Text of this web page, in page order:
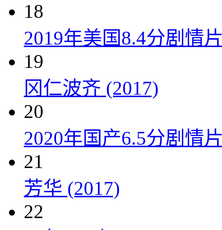
18
2019年美国8.4分剧情
19
冈仁波齐 (2017)
20
2020年国产6.5分剧情
21
芳华 (2017)
22